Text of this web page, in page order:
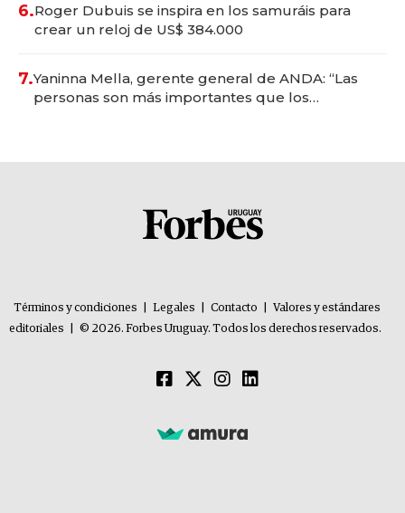
6.Roger Dubuis se inspira en los samuráis para
crear un reloj de US$ 384.000
7.Yaninna Mella, gerente general de ANDA: “Las
personas son más importantes que los
Términos y condiciones Legales Contacto
Valores y estándares
editoriales
© 2026. Forbes Uruguay. Todos los derechos reservados.